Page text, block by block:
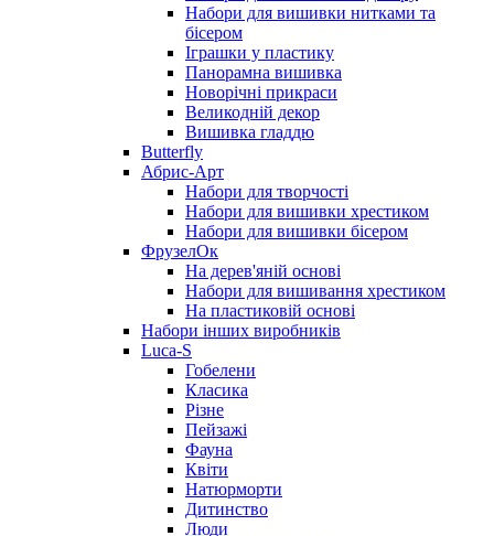
Набори для вишивки нитками та
бісером
Іграшки у пластику
Панорамна вишивка
Новорічні прикраси
Великодній декор
Вишивка гладдю
Butterfly
Абрис-Арт
Набори для творчості
Набори для вишивки хрестиком
Набори для вишивки бісером
ФрузелОк
На дерев'яній основі
Набори для вишивання хрестиком
На пластиковій основі
Набори інших виробників
Luca-S
Гобелени
Класика
Різне
Пейзажі
Фауна
Квіти
Натюрморти
Дитинство
Люди